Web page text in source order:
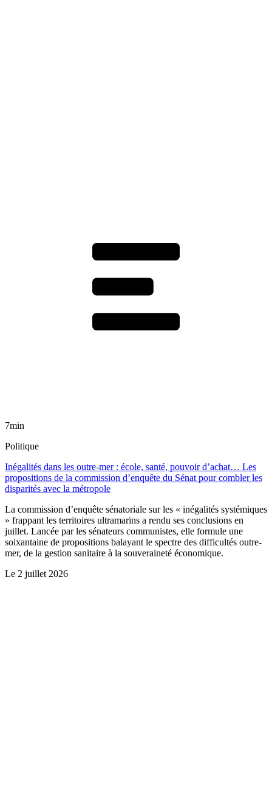
7min
Politique
Inégalités dans les outre-mer : école, santé, pouvoir d’achat… Les
propositions de la commission d’enquête du Sénat pour combler les
disparités avec la métropole
La commission d’enquête sénatoriale sur les « inégalités systémiques
» frappant les territoires ultramarins a rendu ses conclusions en
juillet. Lancée par les sénateurs communistes, elle formule une
soixantaine de propositions balayant le spectre des difficultés outre-
mer, de la gestion sanitaire à la souveraineté économique.
Le 2 juillet 2026